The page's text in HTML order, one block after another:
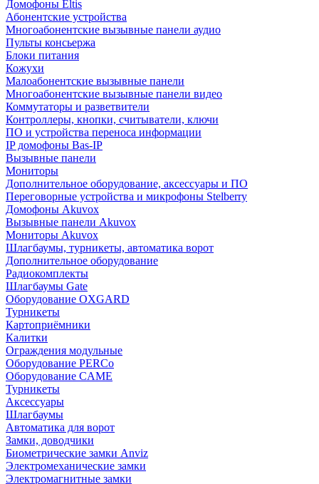
Домофоны Eltis
Абонентские устройства
Многоабонентские вызывные панели аудио
Пульты консьержа
Блоки питания
Кожухи
Малоабонентские вызывные панели
Многоабонентские вызывные панели видео
Коммутаторы и разветвители
Контроллеры, кнопки, считыватели, ключи
ПО и устройства переноса информации
IP домофоны Bas-IP
Вызывные панели
Мониторы
Дополнительное оборудование, аксессуары и ПО
Переговорные устройства и микрофоны Stelberry
Домофоны Akuvox
Вызывные панели Akuvox
Мониторы Akuvox
Шлагбаумы, турникеты, автоматика ворот
Дополнительное оборудование
Радиокомплекты
Шлагбаумы Gate
Оборудование OXGARD
Турникеты
Картоприёмники
Калитки
Ограждения модульные
Оборудование PERCo
Оборудование CAME
Турникеты
Аксессуары
Шлагбаумы
Автоматика для ворот
Замки, доводчики
Биометрические замки Anviz
Электромеханические замки
Электромагнитные замки